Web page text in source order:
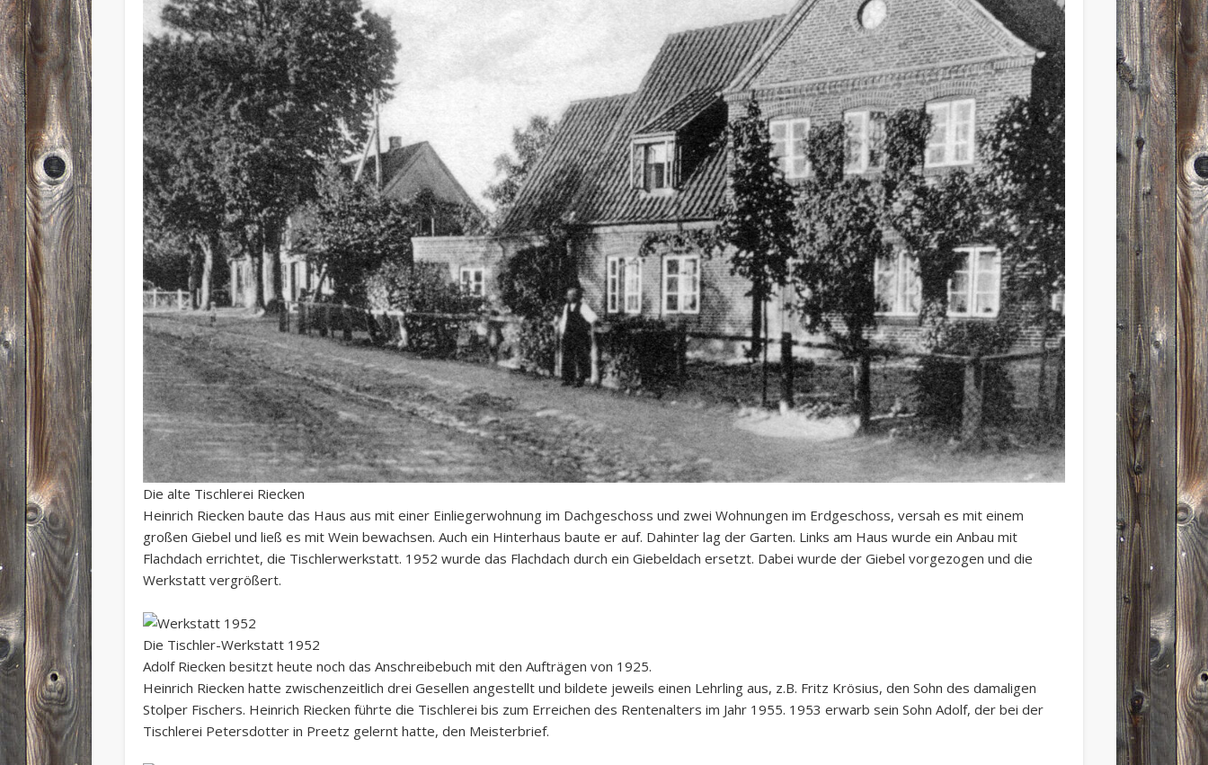
Die alte Tischlerei Riecken
Heinrich Riecken baute das Haus aus mit einer Einliegerwohnung im Dachgeschoss und zwei Wohnungen im Erdgeschoss, versah es mit einem
großen Giebel und ließ es mit Wein bewachsen. Auch ein Hinterhaus baute er auf. Dahinter lag der Garten. Links am Haus wurde ein Anbau mit
Flachdach errichtet, die Tischlerwerkstatt. 1952 wurde das Flachdach durch ein Giebeldach ersetzt. Dabei wurde der Giebel vorgezogen und die
Werkstatt vergrößert.
Die Tischler-Werkstatt 1952
Adolf Riecken besitzt heute noch das Anschreibebuch mit den Aufträgen von 1925.
Heinrich Riecken hatte zwischenzeitlich drei Gesellen angestellt und bildete jeweils einen Lehrling aus, z.B. Fritz Krösius, den Sohn des damaligen
Stolper Fischers. Heinrich Riecken führte die Tischlerei bis zum Erreichen des Rentenalters im Jahr 1955. 1953 erwarb sein Sohn Adolf, der bei der
Tischlerei Petersdotter in Preetz gelernt hatte, den Meisterbrief.